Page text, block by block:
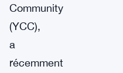
Community
(YCC),
a
récemment